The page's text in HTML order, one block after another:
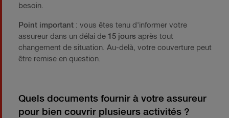
besoin.
Point important : vous êtes tenu d'informer votre
assureur dans un délai de 15 jours après tout
changement de situation. Au-delà, votre couverture peut
être remise en question.
Quels documents fournir à votre assureur
pour bien couvrir plusieurs activités ?